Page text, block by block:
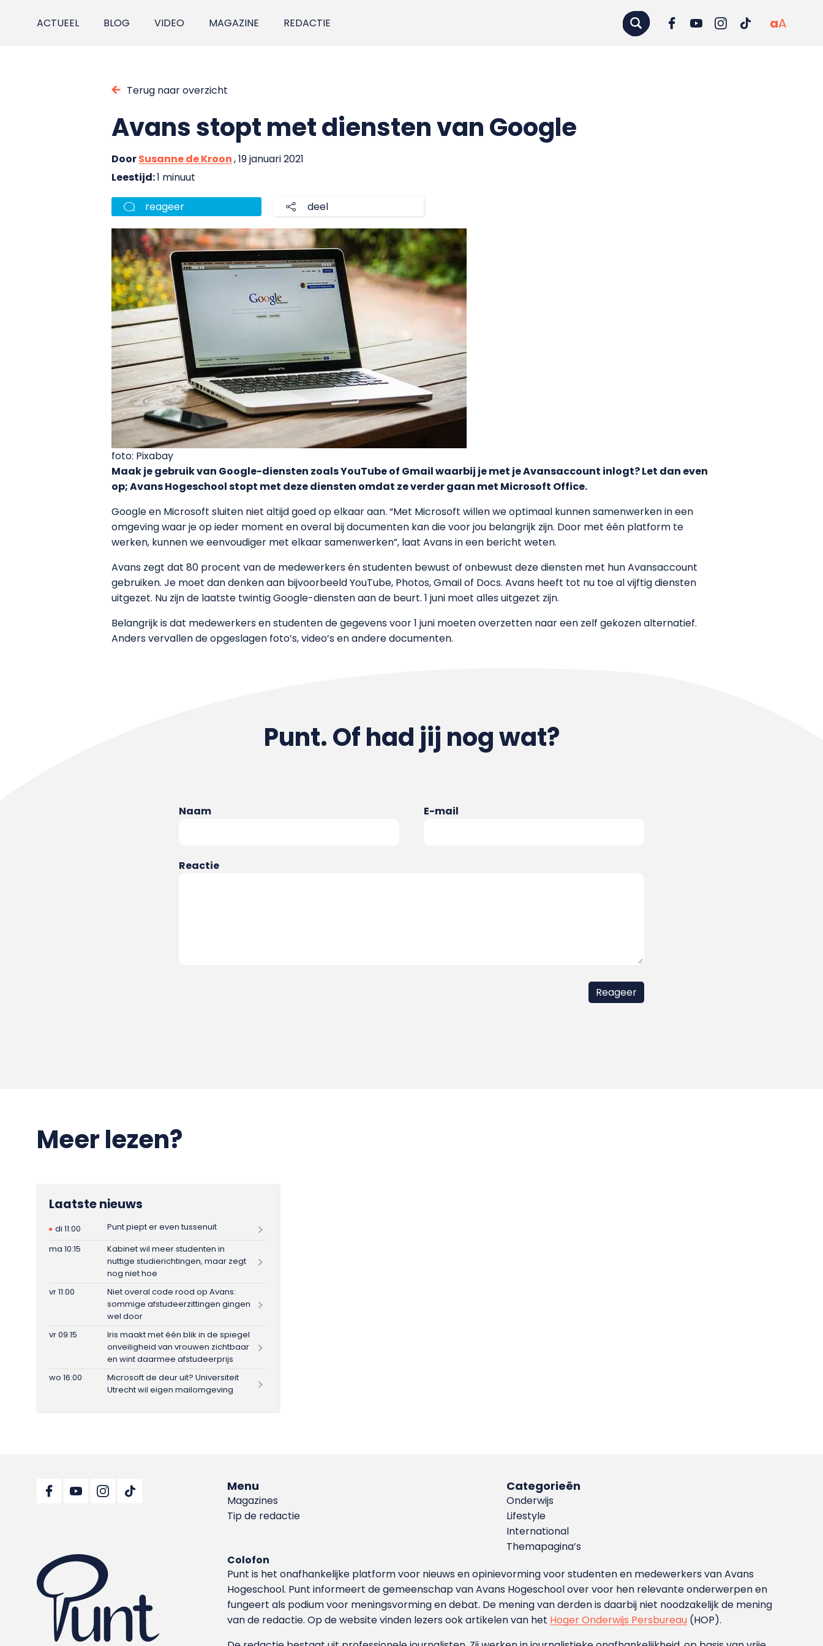
ACTUEEL BLOG VIDEO MAGAZINE REDACTIE aA
Terug naar overzicht
Avans stopt met diensten van Google
DoorSusanne de Kroon, 19 januari 2021
Leestijd:1 minuut
reageer deel
foto: Pixabay
Maak je gebruik van Google-diensten zoals YouTube of Gmail waarbij je met je Avansaccount inlogt? Let dan even
op; Avans Hogeschool stopt met deze diensten omdat ze verder gaan met Microsoft Office.
Google en Microsoft sluiten niet altijd goed op elkaar aan. “Met Microsoft willen we optimaal kunnen samenwerken in een
omgeving waar je op ieder moment en overal bij documenten kan die voor jou belangrijk zijn. Door met één platform te
werken, kunnen we eenvoudiger met elkaar samenwerken”, laat Avans in een bericht weten.
Avans zegt dat 80 procent van de medewerkers én studenten bewust of onbewust deze diensten met hun Avansaccount
gebruiken. Je moet dan denken aan bijvoorbeeld YouTube, Photos, Gmail of Docs. Avans heeft tot nu toe al vijftig diensten
uitgezet. Nu zijn de laatste twintig Google-diensten aan de beurt. 1 juni moet alles uitgezet zijn.
Belangrijk is dat medewerkers en studenten de gegevens voor 1 juni moeten overzetten naar een zelf gekozen alternatief.
Anders vervallen de opgeslagen foto’s, video’s en andere documenten.
Punt. Of had jij nog wat?
Naam E-mail
Reactie
Meer lezen?
Laatste nieuws
di 11:00
Punt piept er even tussenuit
ma 10:15
Kabinet wil meer studenten in
nuttige studierichtingen, maar zegt
nog niet hoe
vr 11:00
Niet overal code rood op Avans:
sommige afstudeerzittingen gingen
wel door
vr 09:15
Iris maakt met één blik in de spiegel
onveiligheid van vrouwen zichtbaar
en wint daarmee afstudeerprijs
wo 16:00
Microsoft de deur uit? Universiteit
Utrecht wil eigen mailomgeving
Menu
Magazines
Tip de redactie
Categorieën
Onderwijs
Lifestyle
International
Themapagina’s
Colofon
Punt is het onafhankelijke platform voor nieuws en opinievorming voor studenten en medewerkers van Avans
Hoge­school. Punt informeert de gemeenschap van Avans Hogeschool over voor hen relevante onderwerpen en
fungeert als podium voor meningsvorming en debat. De mening van derden is daarbij niet noodzakelijk de mening
van de redactie. Op de website vinden lezers ook artikelen van het Hoger Onderwijs Persbureau (HOP).